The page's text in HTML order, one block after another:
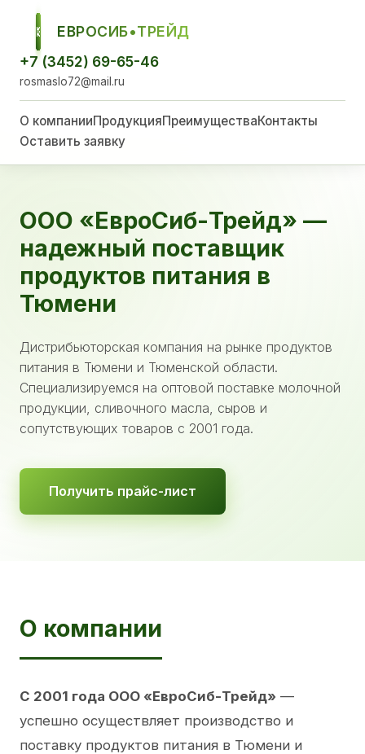
ЕСТ
ЕВРОСИБ•ТРЕЙД
+7 (3452) 69-65-46
rosmaslo72@mail.ru
О компанииПродукцияПреимуществаКонтакты
Оставить заявку
ООО «ЕвроСиб-Трейд» —
надежный поставщик
продуктов питания в
Тюмени
Дистрибьюторская компания на рынке продуктов
питания в Тюмени и Тюменской области.
Специализируемся на оптовой поставке молочной
продукции, сливочного масла, сыров и
сопутствующих товаров с 2001 года.
Получить прайс-лист
О компании
С 2001 года ООО «ЕвроСиб-Трейд» —
успешно осуществляет производство и
поставку продуктов питания в Тюмени и